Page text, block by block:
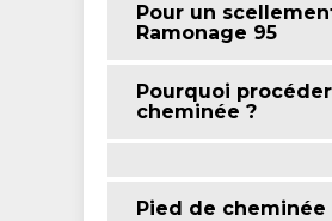
Pour un
Ramonage 95
Pourquoi
cheminée ?
Pied de cheminée